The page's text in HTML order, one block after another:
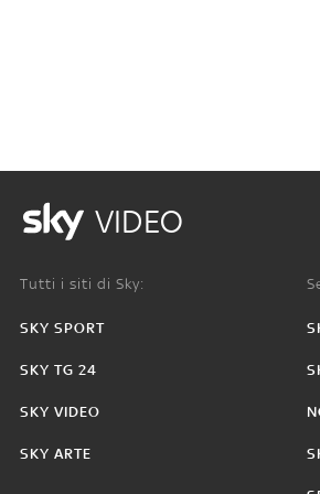
VIDEO
Tutti i siti di Sky:
SKY SPORT
SKY TG 24
SKY VIDEO
SKY ARTE